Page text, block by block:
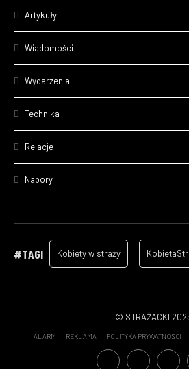
Artykuły
Wiadomości
Wydarzenia
Technika
Relacje
Nabory
#TAGI Kobiety w straży
© STRAŻACKI
ALARM REKLAMA POLITYKA PRYWATNOŚCI